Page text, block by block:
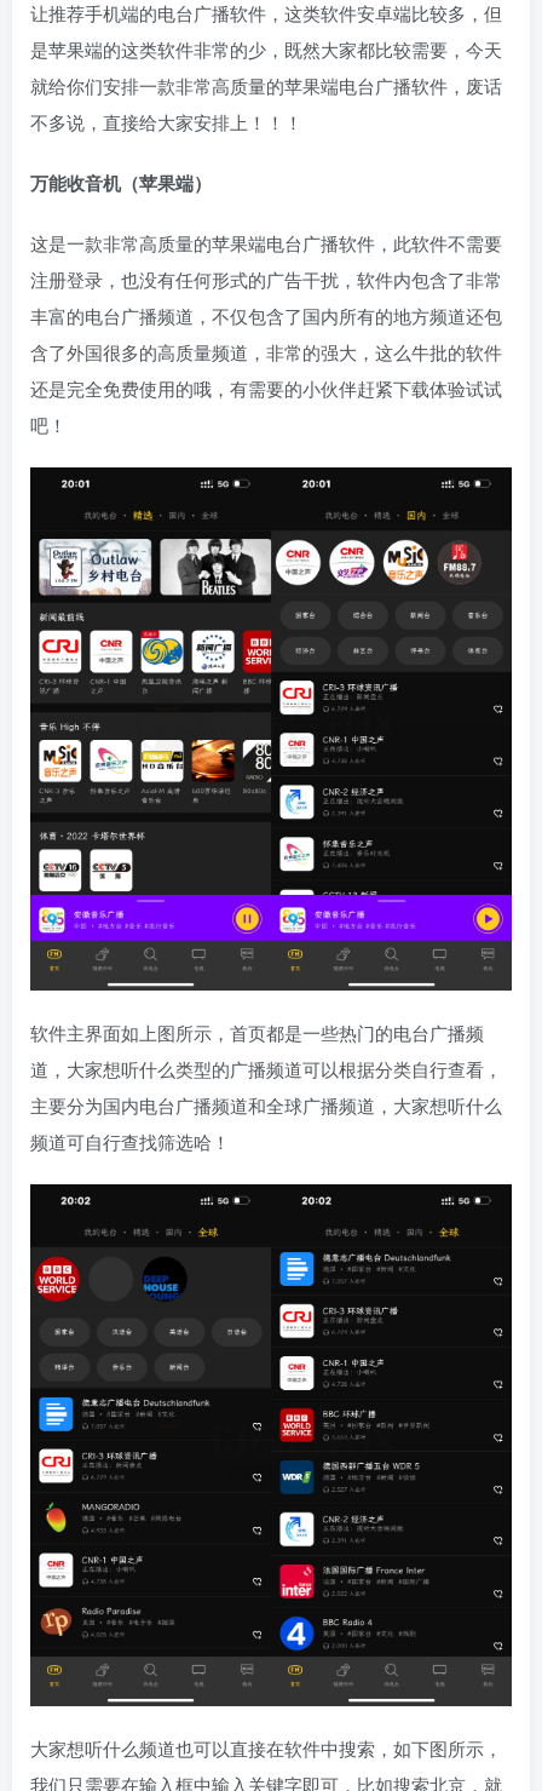
让推荐手机端的电台广播软件，这类软件安卓端比较多，但
是苹果端的这类软件非常的少，既然大家都比较需要，今天
就给你们安排一款非常高质量的苹果端电台广播软件，废话
不多说，直接给大家安排上！！！
万能收音机（苹果端）
这是一款非常高质量的苹果端电台广播软件，此软件不需要
注册登录，也没有任何形式的广告干扰，软件内包含了非常
丰富的电台广播频道，不仅包含了国内所有的地方频道还包
含了外国很多的高质量频道，非常的强大，这么牛批的软件
还是完全免费使用的哦，有需要的小伙伴赶紧下载体验试试
吧！
软件主界面如上图所示，首页都是一些热门的电台广播频
道，大家想听什么类型的广播频道可以根据分类自行查看，
主要分为国内电台广播频道和全球广播频道，大家想听什么
频道可自行查找筛选哈！
大家想听什么频道也可以直接在软件中搜索，如下图所示，
我们只需要在输入框中输入关键字即可，比如搜索北京，就